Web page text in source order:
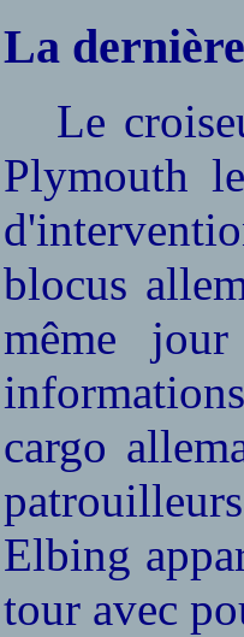
La
Le
Plymouth
blocus
même
cargo
Elbing
tour avec